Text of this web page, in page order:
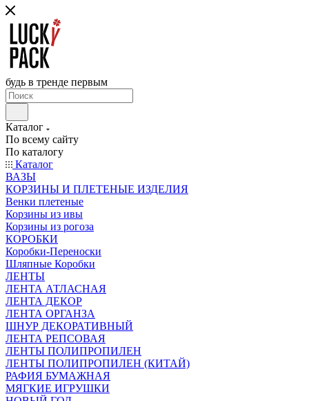
будь в тренде первым
Каталог
По всему сайту
По каталогу
Каталог
ВАЗЫ
КОРЗИНЫ И ПЛЕТЕНЫЕ ИЗДЕЛИЯ
Венки плетеные
Корзины из ивы
Корзины из рогоза
КОРОБКИ
Коробки-Переноски
Шляпные Коробки
ЛЕНТЫ
ЛЕНТА АТЛАСНАЯ
ЛЕНТА ДЕКОР
ЛЕНТА ОРГАНЗА
ШНУР ДЕКОРАТИВНЫЙ
ЛЕНТА РЕПСОВАЯ
ЛЕНТЫ ПОЛИПРОПИЛЕН
ЛЕНТЫ ПОЛИПРОПИЛЕН (КИТАЙ)
РАФИЯ БУМАЖНАЯ
МЯГКИЕ ИГРУШКИ